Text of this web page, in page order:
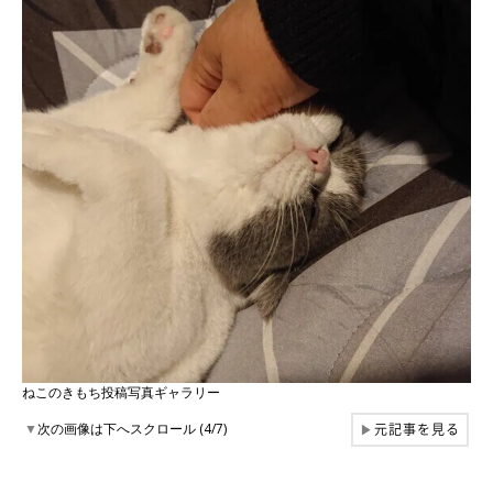
ねこのきもち投稿写真ギャラリー
▼次の画像は下へスクロール (4/7) ▶元記事を見る